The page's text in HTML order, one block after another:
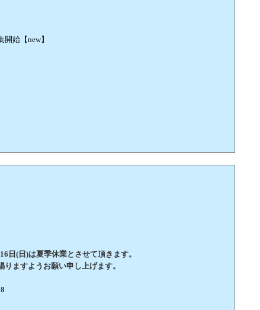
始【new】
日(日)は夏季休業とさせて頂きます。
ますようお願い申し上げます。